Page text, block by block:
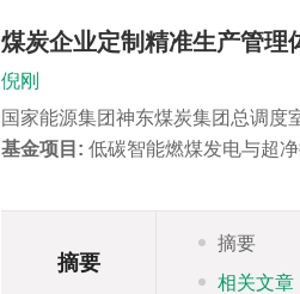
煤炭企业定制精准生产管理
倪刚
国家能源集团神东煤炭集团总调度
基金项目:低碳智能燃煤发电与超
摘要
摘要
相关文章